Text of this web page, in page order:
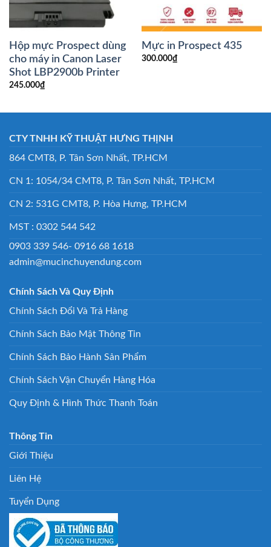
Hộp mực Prospect dùng
cho máy in Canon Laser
Shot LBP2900b Printer
245.000₫
Mực in Prospect 435
300.000₫
CTY TNHH KỸ THUẬT HƯNG THỊNH
864 CMT8, P. Tân Sơn Nhất, TP.HCM
CN 1: 1054/34 CMT8, P. Tân Sơn Nhất, TP.HCM
CN 2: 531G CMT8, P. Hòa Hưng, TP.HCM
MST : 0302 544 542
0903 339 546- 0916 68 1618
admin@mucinchuyendung.com
Chính Sách Và Quy Định
Chính Sách Đổi Và Trả Hàng
Chính Sách Bảo Mật Thông Tin
Chính Sách Bảo Hành Sản Phẩm
Chính Sách Vận Chuyển Hàng Hóa
Quy Định & Hình Thức Thanh Toán
Thông Tin
Giới Thiệu
Liên Hệ
Tuyển Dụng